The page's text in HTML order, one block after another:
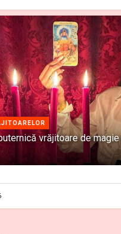
vrăjitoare de